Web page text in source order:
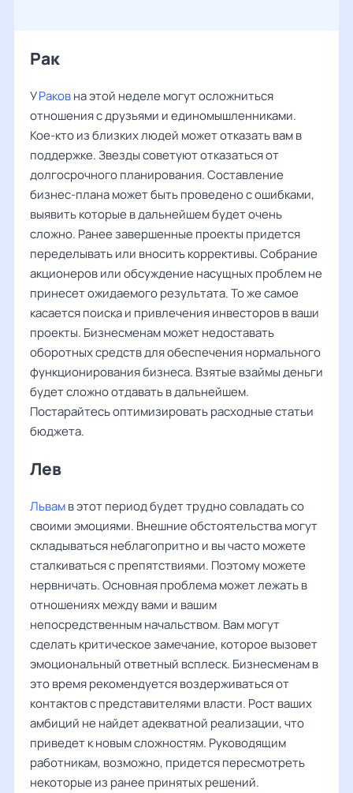
Рак ‌‌
УРаковна этой неделе могут осложниться
отношения с друзьями и единомышленниками.
Кое-кто из близких людей может отказать вам в
поддержке. Звезды советуют отказаться от
долгосрочного планирования. Составление
бизнес-плана может быть проведено с ошибками,
выявить которые в дальнейшем будет очень
сложно. Ранее завершенные проекты придется
переделывать или вносить коррективы. Собрание
акционеров или обсуждение насущных проблем не
принесет ожидаемого результата. То же самое
касается поиска и привлечения инвесторов в ваши
проекты. Бизнесменам может недоставать
оборотных средств для обеспечения нормального
функционирования бизнеса. Взятые взаймы деньги
будет сложно отдавать в дальнейшем.
Постарайтесь оптимизировать расходные статьи
бюджета.
Лев ‌‌
Львамв этот период будет трудно совладать со
своими эмоциями. Внешние обстоятельства могут
складываться неблагопритно и вы часто можете
сталкиваться с препятствиями. Поэтому можете
нервничать. Основная проблема может лежать в
отношениях между вами и вашим
непосредственным начальством. Вам могут
сделать критическое замечание, которое вызовет
эмоциональный ответный всплеск. Бизнесменам в
это время рекомендуется воздерживаться от
контактов с представителями власти. Рост ваших
амбиций не найдет адекватной реализации, что
приведет к новым сложностям. Руководящим
работникам, возможно, придется пересмотреть
некоторые из ранее принятых решений.